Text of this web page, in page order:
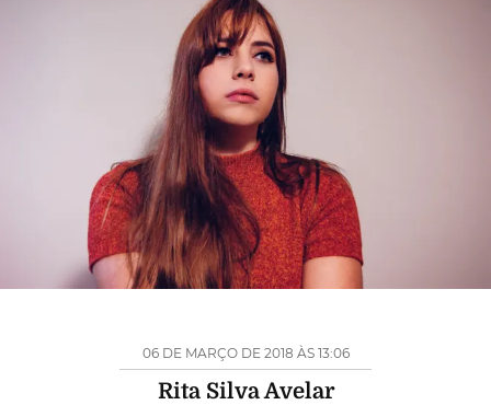
06 DE MARÇO DE 2018 ÀS 13:06
Rita Silva Avelar